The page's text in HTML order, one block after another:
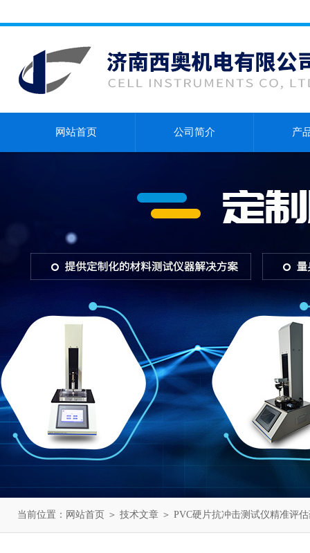
网站首页 公司简介 产
当前位置： 网站首页 ＞ 技术文章 ＞ PVC硬片抗冲击测试仪精准评